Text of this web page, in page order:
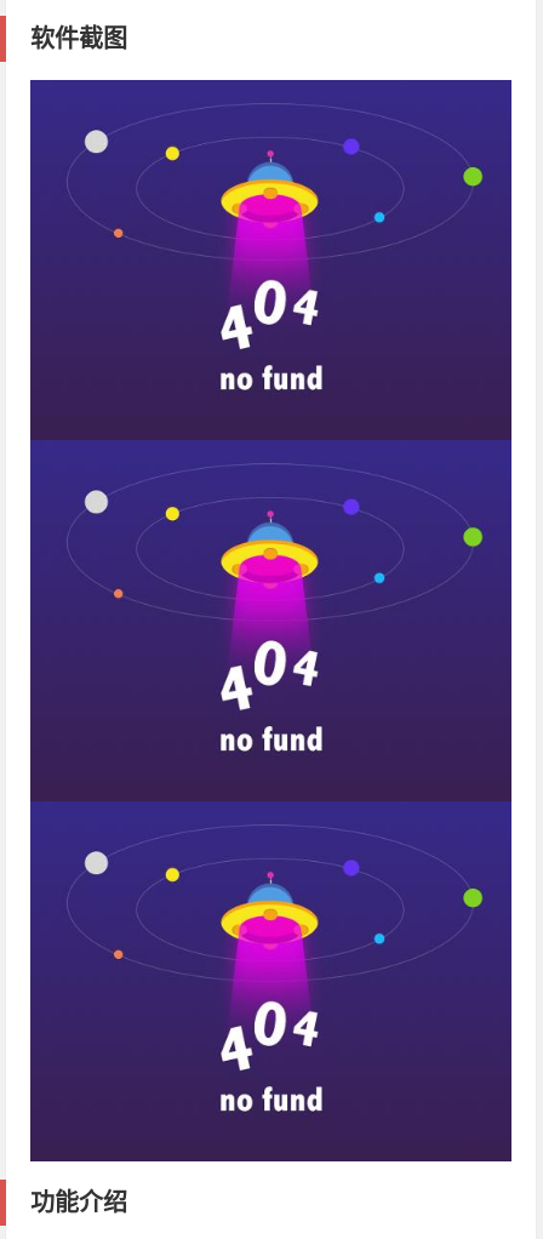
软件截图
功能介绍